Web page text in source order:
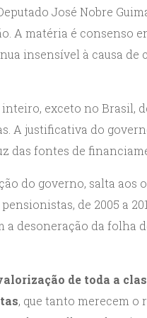
José Nobre
A matéria é consenso
insensível à causa
exceto no Brasil,
A justificativa do
das fontes de
do governo, salta aos
de 2005 a
a desoneração da folha
de toda a
, que tanto merecem o